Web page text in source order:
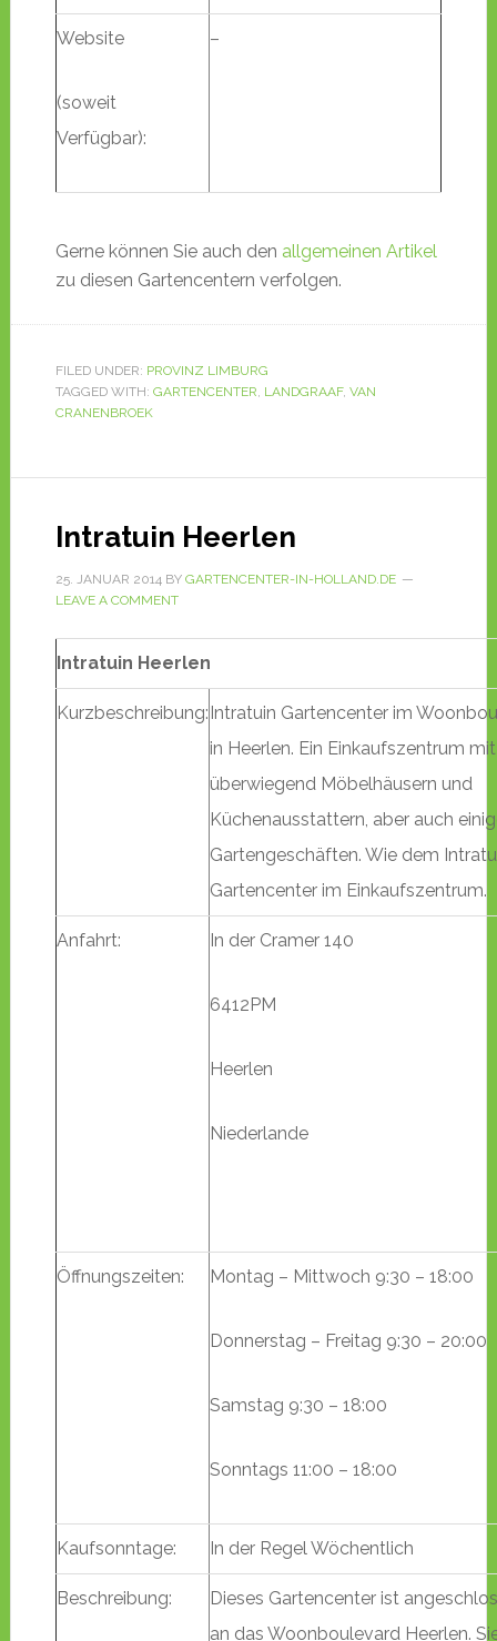
Website
(soweit
Verfügbar):
–
Gerne können Sie auch den allgemeinen Artikel
zu diesen Gartencentern verfolgen.
FILED UNDER: PROVINZ LIMBURG
TAGGED WITH: GARTENCENTER, LANDGRAAF, VAN
CRANENBROEK
Intratuin Heerlen
25. JANUAR 2014BY GARTENCENTER-IN-HOLLAND.DE
LEAVE A COMMENT
Intratuin Heerlen
Kurzbeschreibung: Intratuin Gartencenter im
in Heerlen. Ein Einkaufszentrum mit
überwiegend Möbelhäusern und
Küchenausstattern, aber auch
Gartengeschäften. Wie dem
Gartencenter im Einkaufszentrum.
Anfahrt: In der Cramer 140
6412PM
Heerlen
Niederlande
Öffnungszeiten: Montag – Mittwoch 9:30 – 18:00
Donnerstag – Freitag 9:30 – 20:00
Samstag 9:30 – 18:00
Sonntags 11:00 – 18:00
Kaufsonntage: In der Regel Wöchentlich
Beschreibung:
Dieses Gartencenter ist
an das Woonboulevard Heerlen.